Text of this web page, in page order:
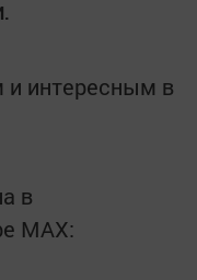
интересным в
в
MАХ: